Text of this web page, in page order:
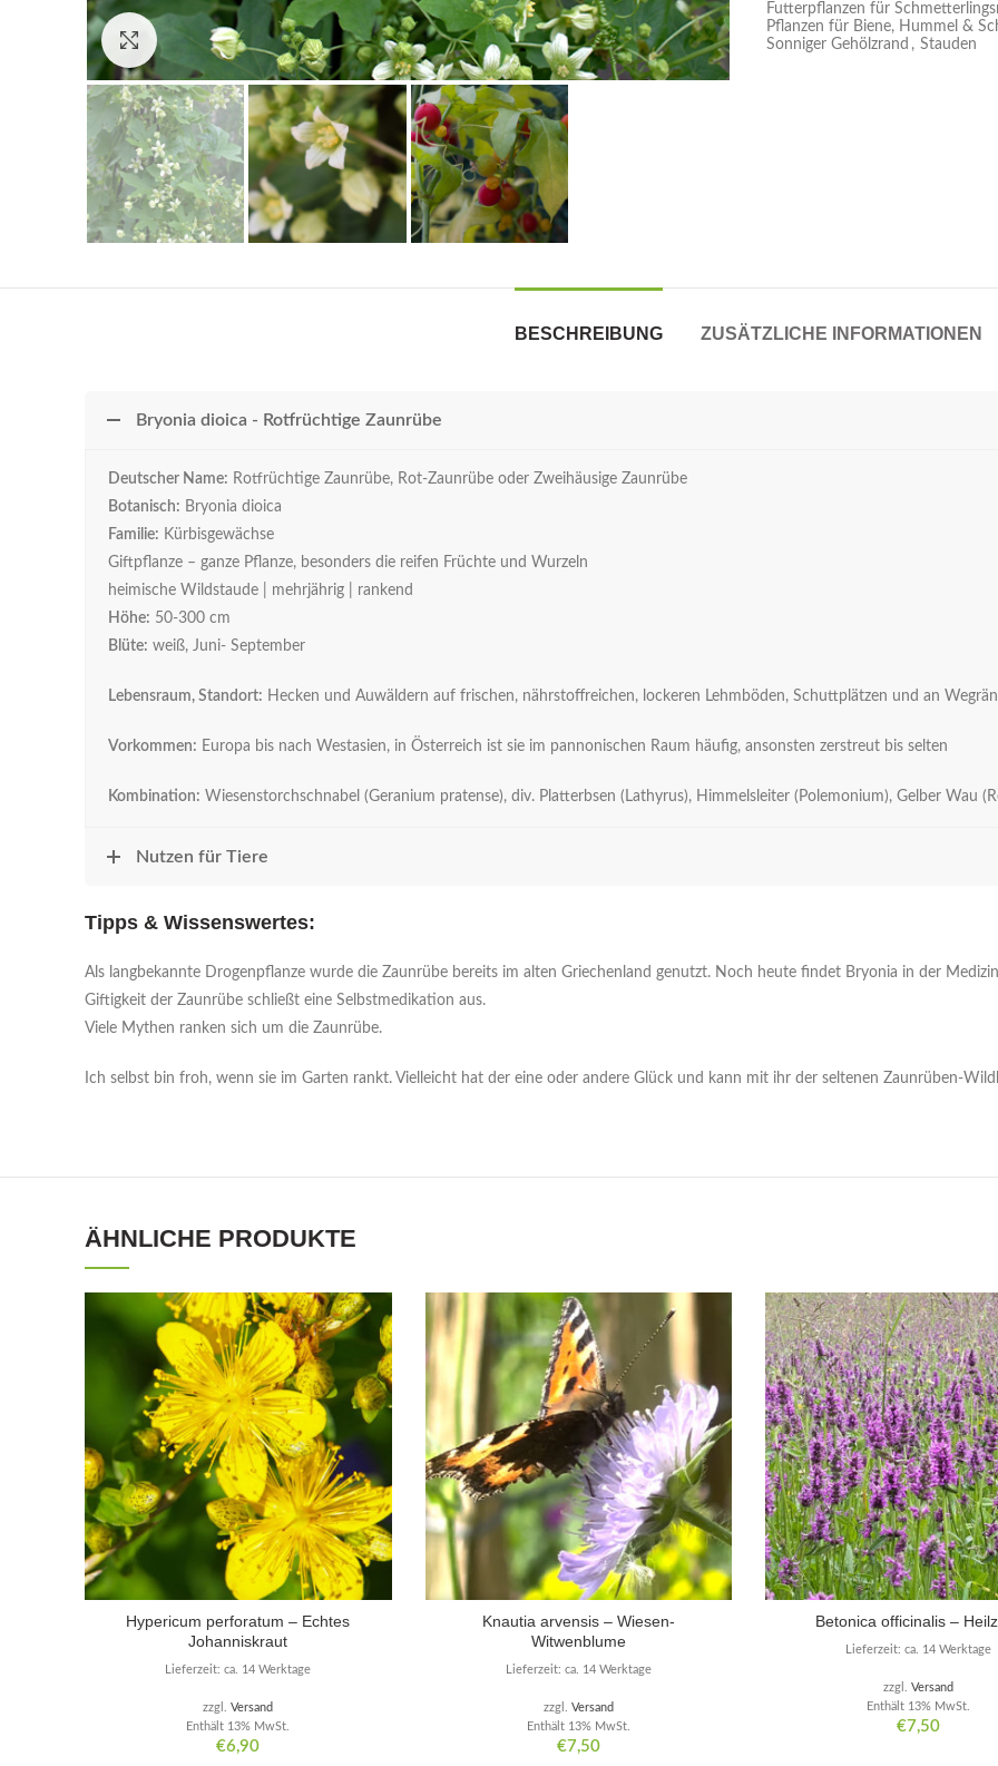
Click to enlarge
Futterpflanzen für
Pflanzen für Biene, Hummel &
Sonniger Gehölzrand , Stauden
BESCHREIBUNG ZUSÄTZLICHE INFORMATIONEN
Bryonia dioica - Rotfrüchtige Zaunrübe
Deutscher Name: Rotfrüchtige Zaunrübe, Rot-Zaunrübe oder Zweihäusige Zaunrübe
Botanisch: Bryonia dioica
Familie: Kürbisgewächse
Giftpflanze – ganze Pflanze, besonders die reifen Früchte und Wurzeln
heimische Wildstaude | mehrjährig | rankend
Höhe: 50-300 cm
Blüte: weiß, Juni- September
Lebensraum, Standort: Hecken und Auwäldern auf frischen, nährstoffreichen, lockeren Lehmböden, Schuttplätzen und an
Vorkommen: Europa bis nach Westasien, in Österreich ist sie im pannonischen Raum häufig, ansonsten zerstreut bis selten
Kombination: Wiesenstorchschnabel (Geranium pratense), div. Platterbsen (Lathyrus), Himmelsleiter (Polemonium), Gelber Wau
Nutzen für Tiere
Tipps & Wissenswertes:
Als langbekannte Drogenpflanze wurde die Zaunrübe bereits im alten Griechenland genutzt. Noch heute findet Bryonia in der
Giftigkeit der Zaunrübe schließt eine Selbstmedikation aus.
Viele Mythen ranken sich um die Zaunrübe.
Ich selbst bin froh, wenn sie im Garten rankt. Vielleicht hat der eine oder andere Glück und kann mit ihr der seltenen Zaunrüben-
ÄHNLICHE PRODUKTE
Hypericum perforatum – Echtes
Johanniskraut
€6,90
Enthält 13% MwSt.
zzgl.Versand
Lieferzeit: ca. 14 Werktage
Knautia arvensis – Wiesen-
Witwenblume
€7,50
Enthält 13% MwSt.
zzgl. Versand
Lieferzeit: ca. 14 Werktage
Betonica officinalis –
€7,50
Enthält 13% MwSt.
zzgl.Versand
Lieferzeit: ca. 14 Werktage